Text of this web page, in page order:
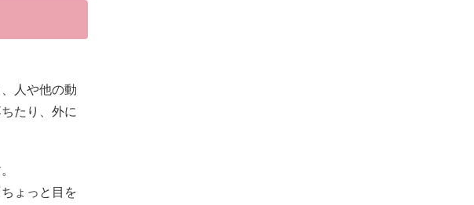
人や他の動
たり、外に
ょっと目を